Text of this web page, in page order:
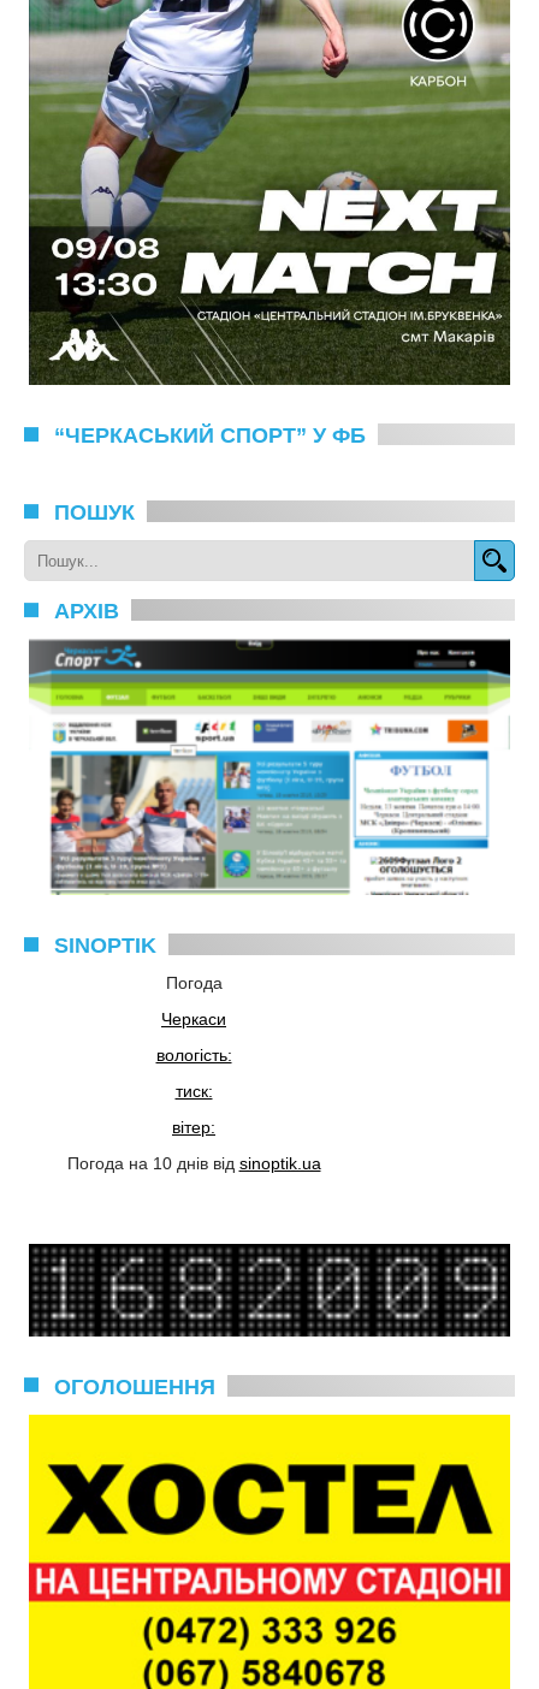
“ЧЕРКАСЬКИЙ СПОРТ” У ФБ
ПОШУК
АРХІВ
SINOPTIK
Погода
Черкаси
вологість:
тиск:
вітер:
Погода на 10 днів від sinoptik.ua
ОГОЛОШЕННЯ